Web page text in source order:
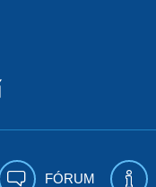
FÓRUM